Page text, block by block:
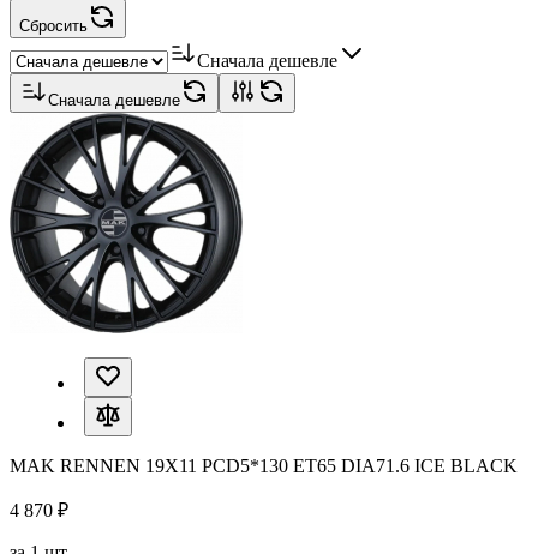
Сбросить
Сначала дешевле
Сначала дешевле
MAK RENNEN 19X11 PCD5*130 ET65 DIA71.6 ICE BLACK
4 870 ₽